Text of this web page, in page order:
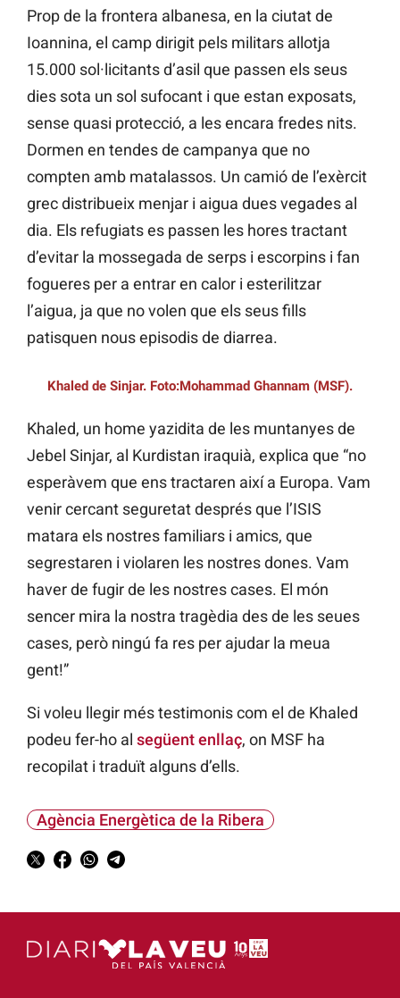
Prop de la frontera albanesa, en la ciutat de
Ioannina, el camp dirigit pels militars allotja
15.000 sol·licitants d’asil que passen els seus
dies sota un sol sufocant i que estan exposats,
sense quasi protecció, a les encara fredes nits.
Dormen en tendes de campanya que no
compten amb matalassos. Un camió de l’exèrcit
grec distribueix menjar i aigua dues vegades al
dia. Els refugiats es passen les hores tractant
d’evitar la mossegada de serps i escorpins i fan
fogueres per a entrar en calor i esterilitzar
l’aigua, ja que no volen que els seus fills
patisquen nous episodis de diarrea.
Khaled de Sinjar. Foto:Mohammad Ghannam (MSF).
Khaled, un home yazidita de les muntanyes de
Jebel Sinjar, al Kurdistan iraquià, explica que “no
esperàvem que ens tractaren així a Europa. Vam
venir cercant seguretat després que l’ISIS
matara els nostres familiars i amics, que
segrestaren i violaren les nostres dones. Vam
haver de fugir de les nostres cases. El món
sencer mira la nostra tragèdia des de les seues
cases, però ningú fa res per ajudar la meua
gent!”
Si voleu llegir més testimonis com el de Khaled
podeu fer-ho al següent enllaç, on MSF ha
recopilat i traduït alguns d’ells.
Agència Energètica de la Ribera